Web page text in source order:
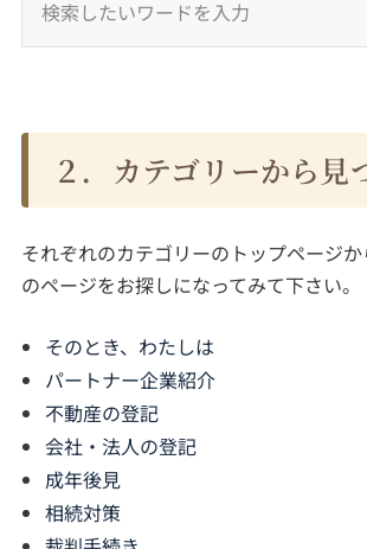
２．カテゴリーから見
それぞれのカテゴリーのトップページ
のページをお探しになってみて下さい。
そのとき、わたしは
パートナー企業紹介
不動産の登記
会社・法人の登記
成年後見
相続対策